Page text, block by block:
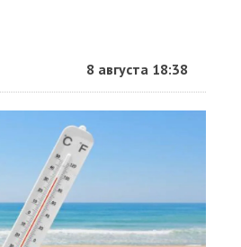
8 августа 18:38